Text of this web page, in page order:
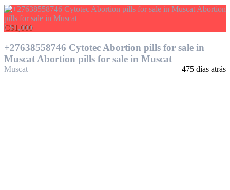
C$1,000
+27638558746 Cytotec Abortion pills for sale in
Muscat Abortion pills for sale in Muscat
Muscat 475 días atrás